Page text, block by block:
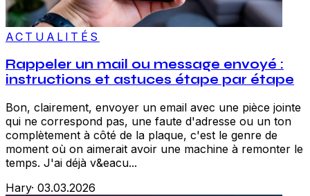
ACTUALITÉS
Rappeler un mail ou message envoyé :
instructions et astuces étape par étape
Bon, clairement, envoyer un email avec une pièce jointe
qui ne correspond pas, une faute d'adresse ou un ton
complètement à côté de la plaque, c'est le genre de
moment où on aimerait avoir une machine à remonter le
temps. J'ai déjà v&eacu...
Hary· 03.03.2026